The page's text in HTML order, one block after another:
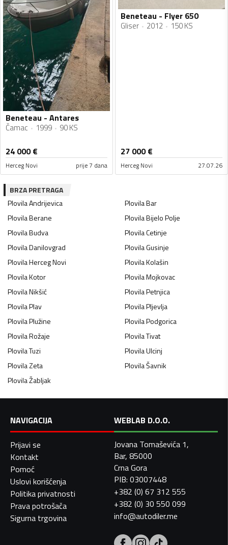
Beneteau - Antares
Čamac 1999 90 KS
24 000€
Herceg Novi prije 7 dana
Beneteau - Flyer 650
Gliser 2012 150 KS
27 000€
Herceg Novi 27.07.26
BRZA PRETRAGA
PlovilaAndrijevica PlovilaBar
PlovilaBerane PlovilaBijelo Polje
PlovilaBudva PlovilaCetinje
PlovilaDanilovgrad PlovilaGusinje
PlovilaHerceg Novi PlovilaKolašin
PlovilaKotor PlovilaMojkovac
PlovilaNikšić PlovilaPetnjica
PlovilaPlav PlovilaPljevlja
PlovilaPlužine PlovilaPodgorica
PlovilaRožaje PlovilaTivat
PlovilaTuzi PlovilaUlcinj
PlovilaZeta PlovilaŠavnik
PlovilaŽabljak
NAVIGACIJA
Prijavi se
Kontakt
Pomoć
Uslovi korišćenja
Politika privatnosti
Prava potrošača
Sigurna trgovina
WEBLAB D.O.O.
Jovana Tomaševića 1,
Bar, 85000
Crna Gora
PIB: 03007448
+382 (0) 67 312 555
+382 (0) 30 550 099
info@autodiler.me